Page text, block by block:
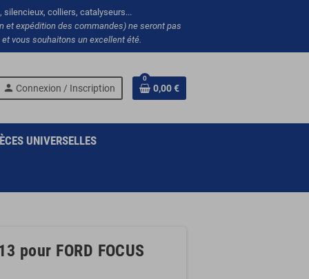
silencieux, colliers, catalyseurs...
et expédition des commandes) ne seront pas
vous souhaitons un excellent été.
person Connexion / Inscription
0
0,00 €
UNIVERSELLES
pour FORD FOCUS